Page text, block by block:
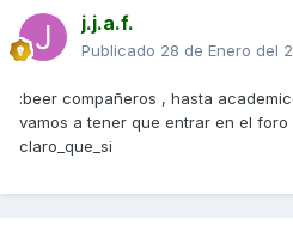
j.j.a.f.
Publicado 28 de Enero del
:beer compañeros , hasta
vamos a tener que entrar en el
claro_que_si